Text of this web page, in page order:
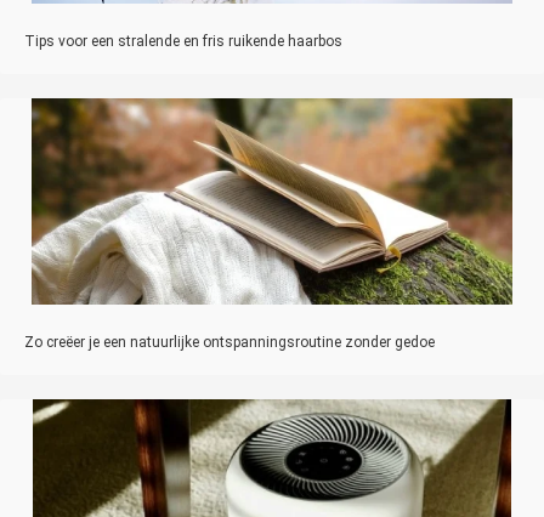
Tips voor een stralende en fris ruikende haarbos
Zo creëer je een natuurlijke ontspanningsroutine zonder gedoe